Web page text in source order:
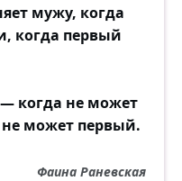
мужу, когда
когда первый
когда не может
может первый.
Фаина Раневская